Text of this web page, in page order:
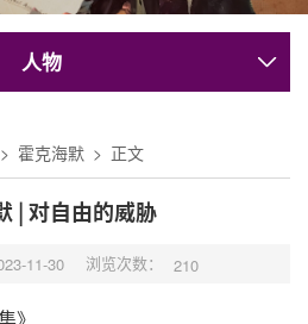
人物
> 霍克海默 > 正文
| 对自由的威胁
11-30 浏览次数： 210
》